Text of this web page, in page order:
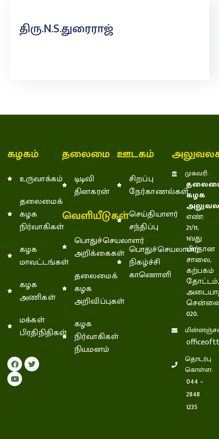
திரு.N.S.துரைராஜ்
கழகம்
உருவாக்கம்
தலைமைக்
கழக
நிர்வாகிகள்
கழக
மாவட்டங்கள்
கழக
அணிகள்
மக்கள்
பிரதிநிதிகள்
தலைமை
டிடிவி
தினகரன்
வெளியீடுகள்
பொதுச்செயலாளர்
அறிக்கைகள்
தலைமைக்
கழக
அறிவிப்புகள்
கழக
நிர்வாகிகள்
நியமனம்
ஊடகம்
சிறப்பு
நேர்காணல்கள்
செய்தியாளர்
சந்திப்பு
பொதுச்செயலாளர்
நிகழ்ச்சி
காணொளி
முகவரி:
கழக
எண்:
21/11,
1வது
பிரதான
சாலை,
கற்பகம்
தோட்டம்,
020.
தொடர்பு
கொள்ள:
044 –
2848
1235